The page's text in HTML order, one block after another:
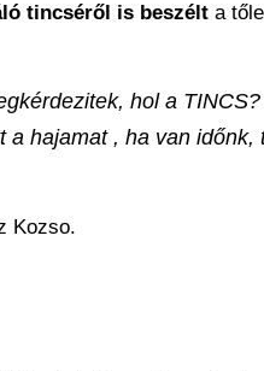
tincséről is beszélt a
hol a
hajamat , ha van
Kozso.